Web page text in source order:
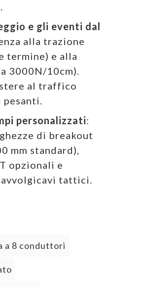
e gli eventi dal
alla trazione
termine) e alla
3000N/10cm).
al traffico
pesanti.
personalizzati:
di breakout
mm standard),
opzionali e
tattici.
a 8 conduttori